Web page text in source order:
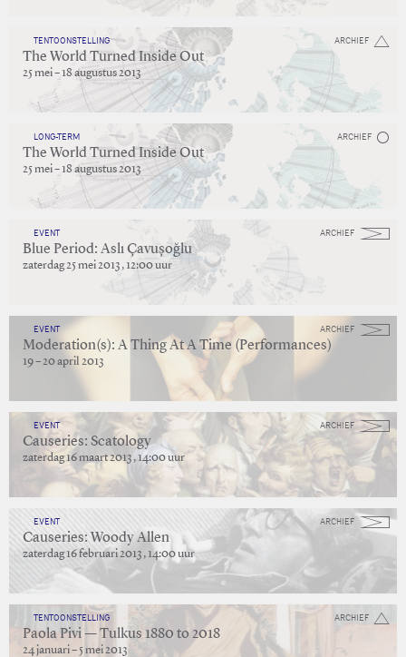
ARCHIEF
TENTOONSTELLING
The World Turned Inside Out
25 mei – 18 augustus 2013
ARCHIEF
LONG-TERM
The World Turned Inside Out
25 mei – 18 augustus 2013
ARCHIEF
EVENT
Blue Period: Aslı Çavuşoğlu
zaterdag 25 mei 2013 , 12:00 uur
ARCHIEF
EVENT
Moderation(s): A Thing At A Time (Performances)
19 – 20 april 2013
ARCHIEF
EVENT
Causeries: Scatology
zaterdag 16 maart 2013 , 14:00 uur
ARCHIEF
EVENT
Causeries: Woody Allen
zaterdag 16 februari 2013 , 14:00 uur
ARCHIEF
TENTOONSTELLING
Paola Pivi — Tulkus 1880 to 2018
24 januari – 5 mei 2013